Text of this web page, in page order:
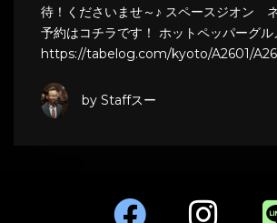
待！くださいませ～♪ スペースジオン
予約はコチラです！ ホットペッパーグル
https://tabelog.com/kyoto/A2601/
by Staffスー